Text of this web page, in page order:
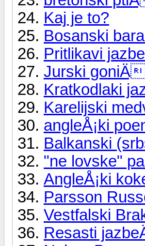
Kaj je to?
Bosanski
Pritlikavi
Jurski
Kratkodlaki
Karelijski
angleÅ¡ki
Balkanski
"ne lovske"
AngleÅ¡ki
Parsson
Vestfalski
Resasti